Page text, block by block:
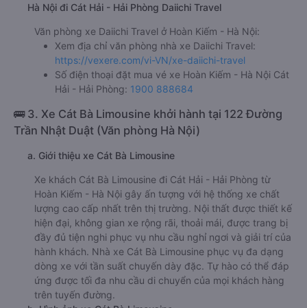
Hà Nội đi Cát Hải - Hải Phòng Daiichi Travel
Văn phòng xe Daiichi Travel ở Hoàn Kiếm - Hà Nội:
Xem địa chỉ văn phòng nhà xe Daiichi Travel:
https://vexere.com/vi-VN/xe-daiichi-travel
Số điện thoại đặt mua vé xe Hoàn Kiếm - Hà Nội Cát
Hải - Hải Phòng: 1900 888684
🚌 3. Xe Cát Bà Limousine khởi hành tại 122 Đường
Trần Nhật Duật (Văn phòng Hà Nội)
a. Giới thiệu xe Cát Bà Limousine
Xe khách Cát Bà Limousine đi Cát Hải - Hải Phòng từ
Hoàn Kiếm - Hà Nội gây ấn tượng với hệ thống xe chất
lượng cao cấp nhất trên thị trường. Nội thất được thiết kế
hiện đại, không gian xe rộng rãi, thoải mái, được trang bị
đầy đủ tiện nghi phục vụ nhu cầu nghỉ ngơi và giải trí của
hành khách. Nhà xe Cát Bà Limousine phục vụ đa dạng
dòng xe với tần suất chuyến dày đặc. Tự hào có thể đáp
ứng được tối đa nhu cầu di chuyển của mọi khách hàng
trên tuyến đường.